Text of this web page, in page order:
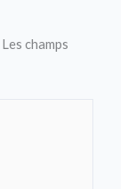
Les champs